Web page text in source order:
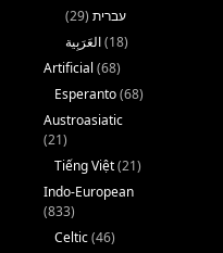
עברית (29)
(18)
Artificial (68)
Esperanto(68)
Austroasiatic
(21)
Tiếng Việt(21)
Indo-European
(833)
Celtic(46)